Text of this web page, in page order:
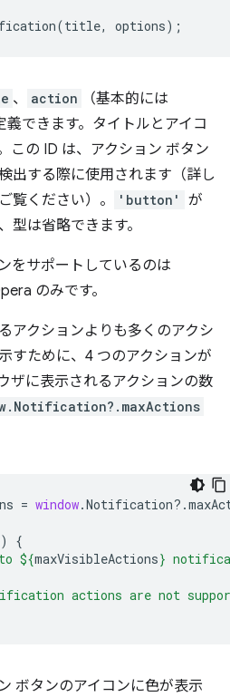
(title, options);
、 action
（基本的には
義できます。タイトルとアイコ
この ID は、アクション ボタン
出する際に使用されます（詳し
覧ください）。
'button'
が
型は省略できます。
をサポートしているのは
のみです。
アクションよりも多くのアクシ
すために、4 つのアクションが
ザに表示されるアクションの数
= window.Notification? .
)
{
${maxVisibleActions}
actions are not
ボタンのアイコンに色が表示